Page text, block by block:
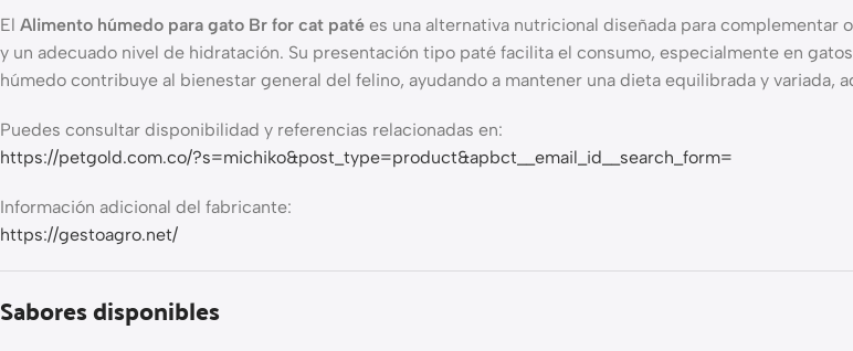
El Alimento húmedo para gato Br for cat paté es una alternativa nutricional diseñada para complementar
y un adecuado nivel de hidratación. Su presentación tipo paté facilita el consumo, especialmente en
húmedo contribuye al bienestar general del felino, ayudando a mantener una dieta equilibrada y variada,
Puedes consultar disponibilidad y referencias relacionadas en:
https://petgold.com.co/?s=michiko&post_type=product&apbct__email_id__search_form=
Información adicional del fabricante:
https://gestoagro.net/
Sabores disponibles